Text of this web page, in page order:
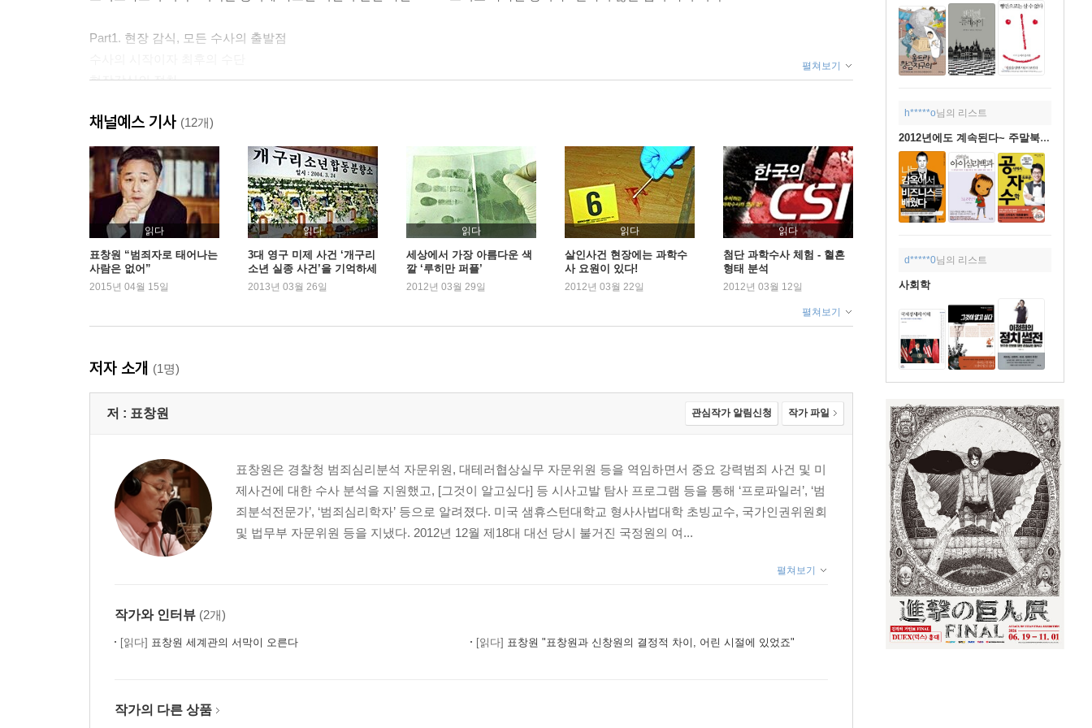
h*****o님의 리스트
2012년에도 계속된다~ 주말북켄드 1월~
d*****0님의 리스트
사회학
Part1. 현장 감식, 모든 수사의 출발점
현장감식의 절차
Part2. 지문, 감춰진 범죄자의 흔적
두 얼굴을 가진 증거, 지문
지문 증거가 내포한 위험성
지문이 만들어낸 누명, 브랜든 메이필드 사건
지문에 미친 여자, 김재원 경위
지문 감식의 탄생
다양한 지문 감식 기법
분말법/닌히드린/시아노아크릴레이트
한밤의 비명 / 유력한 용의자, 오 제이 심슨 / 뜻밖의 반전 / 사건이 남긴 것
Part3. DNA, 살인자의 또 다른 얼굴
DNA, 최초로 사건을 해결하다
한국에 도입된 DNA 수사 기법
DNA로 범인을 검거하는 과정
신체조직이 포함된 증거물 발견/증거물 이동 과정의 무결성/DNA 샘플의 증폭
DNA 지문, DNA 프로파일링
한국 DNA 수사의 현실
최악의 현장에서 빚어낸 최고의 기술
혈흔 형태 분석의 역사
펼쳐보기
채널예스 기사 (12개)
읽다
표창원 “범죄자로 태어나는
사람은 없어”
2015년 04월 15일
읽다
3대 영구 미제 사건 ‘개구리
소년 실종 사건’을 기억하세
요?
2013년 03월 26일
읽다
세상에서 가장 아름다운 색
깔 ‘루히만 퍼플’
2012년 03월 29일
읽다
살인사건 현장에는 과학수
사 요원이 있다!
2012년 03월 22일
읽다
첨단 과학수사 체험 - 혈흔
형태 분석
2012년 03월 12일
펼쳐보기
저자 소개 (1명)
저 : 표창원 관심작가 알림신청 작가 파일
표창원은 경찰청 범죄심리분석 자문위원, 대테러협상실무 자문위원 등을 역임하면서 중요 강력범죄 사건 및 미
제사건에 대한 수사 분석을 지원했고, [그것이 알고싶다] 등 시사고발 탐사 프로그램 등을 통해 ‘프로파일러’, ‘범
죄분석전문가’, ‘범죄심리학자’ 등으로 알려졌다. 미국 샘휴스턴대학교 형사사법대학 초빙교수, 국가인권위원회
및 법무부 자문위원 등을 지냈다. 2012년 12월 제18대 대선 당시 불거진 국정원의 여...
펼쳐보기
작가와 인터뷰 (2개)
[읽다] 표창원 세계관의 서막이 오른다 [읽다] 표창원 "표창원과 신창원의 결정적 차이, 어린 시절에 있었죠"
작가의 다른 상품